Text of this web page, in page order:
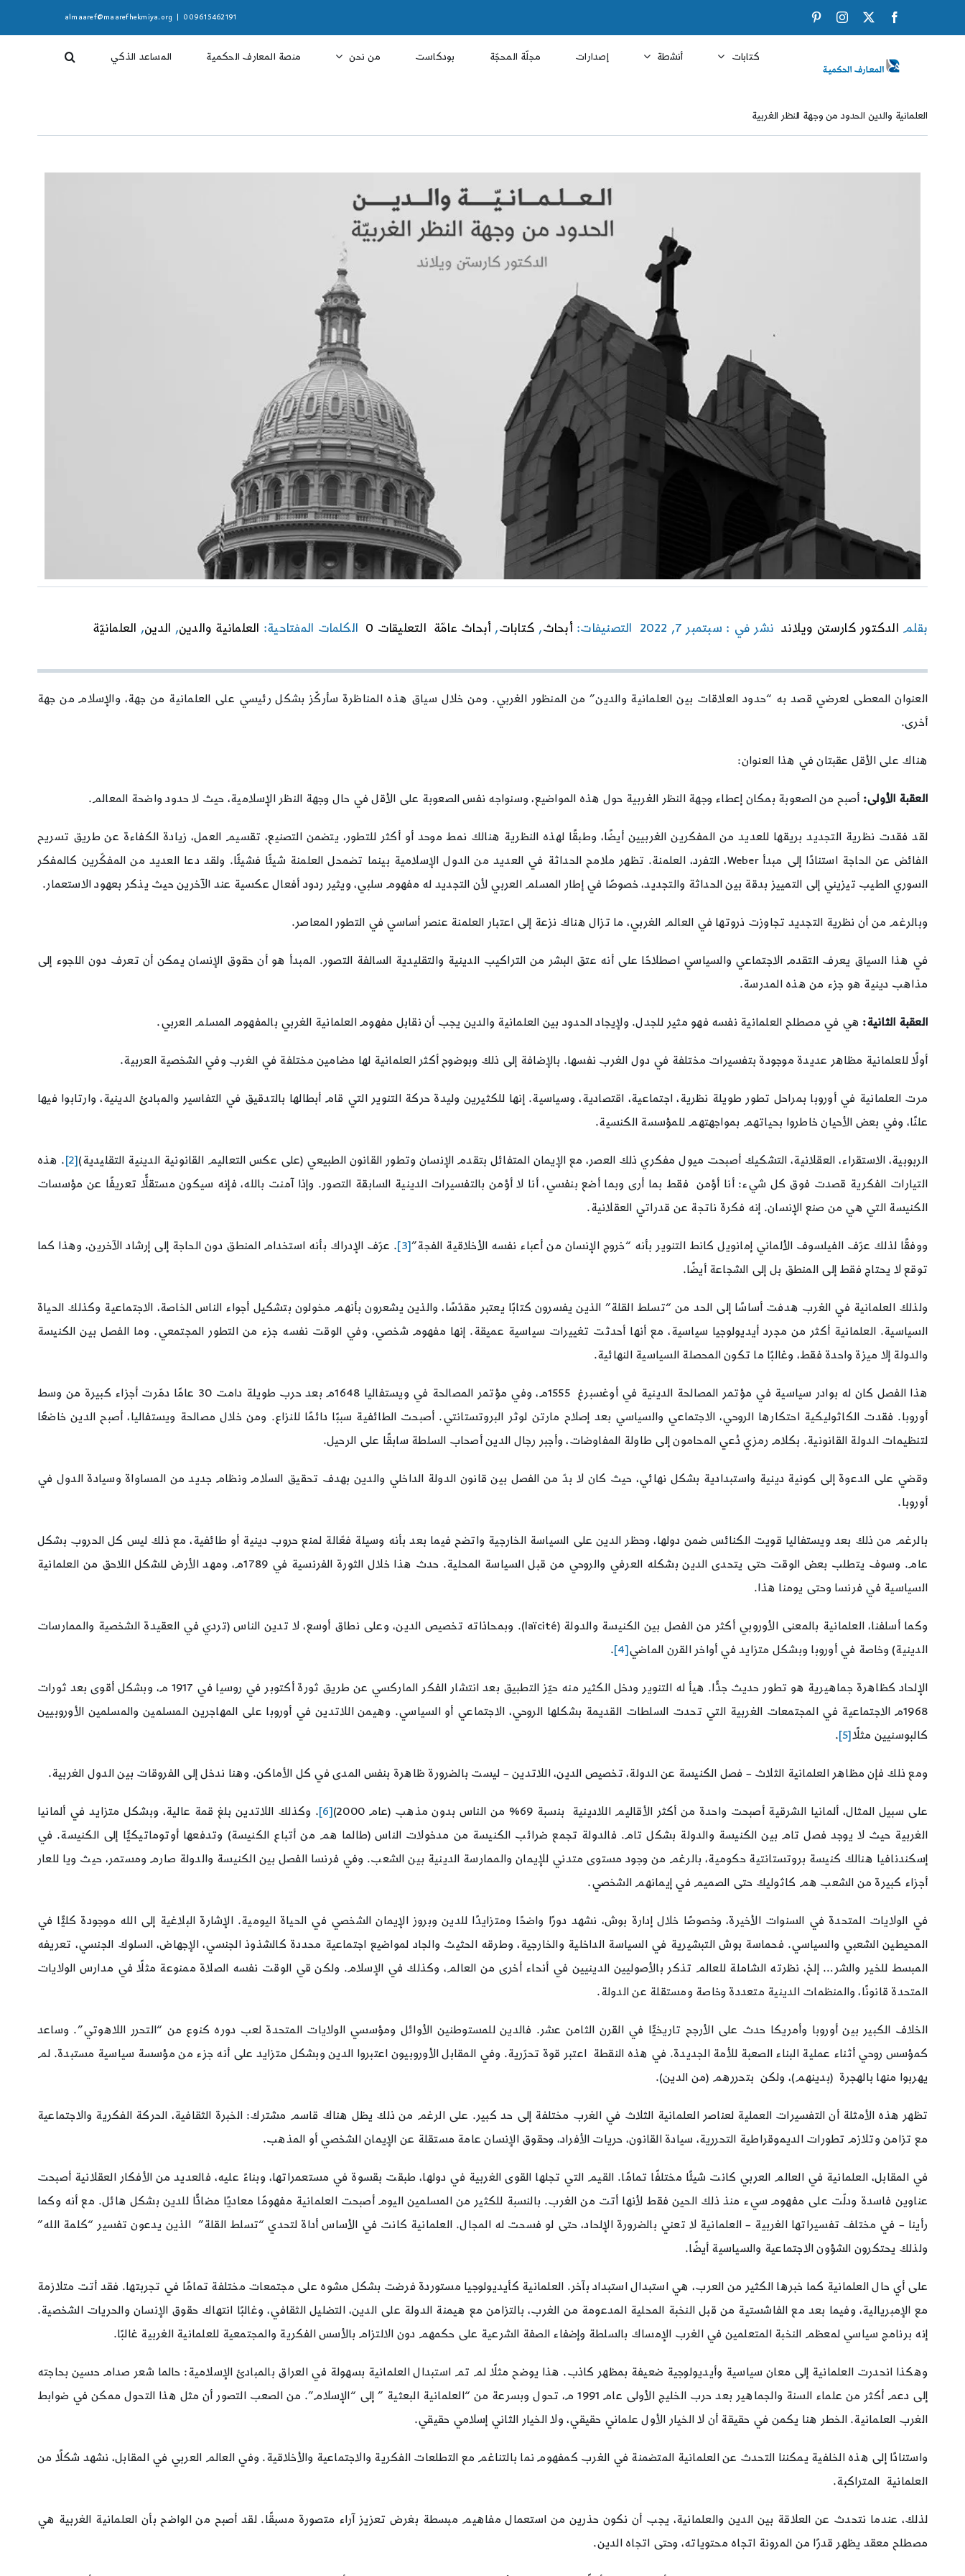
Facebook
X
Instagram
009615462191
almaaref@maarefhekmiya.org
كتابات أنشطة إصدارات مجلّة المحجّة بودكاست من نحن منصة المعارف الحكمية المساعد الذكي
العلمانية والدين الحدود من وجهة النظر الغربية
بقلم الدكتور كارستن ويلاند نشر في : سبتمبر 7, 2022 التصنيفات:أبحاث, كتابات, أبحاث عامّة التعليقات 0
on
الحدود
وجهة
الكلمات المفتاحية: العلمانية والدين, الدين, العلمانيّة
العنوان المعطى لعرضي قصد به “حدود العلاقات بين العلمانية والدين” من المنظور الغربي. ومن خلال سياق هذه المناظرة سأركّز بشكل رئيسي على العلمانية من جهة، والإسلام من جهة
أخرى.
هناك على الأقل عقبتان في هذا العنوان:
العقبة الأولى: أصبح من الصعوبة بمكان إعطاء وجهة النظر الغربية حول هذه المواضيع، وسنواجه نفس الصعوبة على الأقل في حال وجهة النظر الإسلامية، حيث لا حدود واضحة المعالم.
لقد فقدت نظرية التجديد بريقها للعديد من المفكرين الغربيين أيضًا، وطبقًا لهذه النظرية هنالك نمط موحد أو أكثر للتطور، يتضمن التصنيع، تقسيم العمل، زيادة الكفاءة عن طريق تسريح
الفائض عن الحاجة استنادًا إلى مبدأ Weber، التفرد، العلمنة. تظهر ملامح الحداثة في العديد من الدول الإسلامية بينما تضمحل العلمنة شيئًا فشيئًا. ولقد دعا العديد من المفكّرين كالمفكر
السوري الطيب تيزيني إلى التمييز بدقة بين الحداثة والتجديد، خصوصًا في إطار المسلم العربي لأن التجديد له مفهوم سلبي، ويثير ردود أفعال عكسية عند الآخرين حيث يذكر بعهود الاستعمار.
وبالرغم من أن نظرية التجديد تجاوزت ذروتها في العالم الغربي، ما تزال هناك نزعة إلى اعتبار العلمنة عنصر أساسي في التطور المعاصر.
في هذا السياق يعرف التقدم الاجتماعي والسياسي اصطلاحًا على أنه عتق البشر من التراكيب الدينية والتقليدية السالفة التصور. المبدأ هو أن حقوق الإنسان يمكن أن تعرف دون اللجوء إلى
مذاهب دينية هو جزء من هذه المدرسة.
العقبة الثانية: هي في مصطلح العلمانية نفسه فهو مثير للجدل. ولإيجاد الحدود بين العلمانية والدين يجب أن نقابل مفهوم العلمانية الغربي بالمفهوم المسلم العربي.
أولًا للعلمانية مظاهر عديدة موجودة بتفسيرات مختلفة في دول الغرب نفسها. بالإضافة إلى ذلك وبوضوح أكثر العلمانية لها مضامين مختلفة في الغرب وفي الشخصية العربية.
مرت العلمانية في أوروبا بمراحل تطور طويلة نظرية، اجتماعية، اقتصادية، وسياسية. إنها للكثيرين وليدة حركة التنوير التي قام أبطالها بالتدقيق في التفاسير والمبادئ الدينية، وارتابوا فيها
علنًا، وفي بعض الأحيان خاطروا بحياتهم بمواجهتهم للمؤسسة الكنسية.
الربوبية، الاستقراء، العقلانية، التشكيك أصبحت ميول مفكري ذلك العصر، مع الإيمان المتفائل بتقدم الإنسان وتطور القانون الطبيعي (على عكس التعاليم القانونية الدينية التقليدية) [2]
. هذه
التيارات الفكرية قصدت فوق كل شيء: أنا أؤمن فقط بما أرى وبما أضع بنفسي، أنا لا أؤمن بالتفسيرات الدينية السابقة التصور. وإذا آمنت بالله، فإنه سيكون مستقلًّا تعريفًا عن مؤسسات
الكنيسة التي هي من صنع الإنسان. إنه فكرة ناتجة عن قدراتي العقلانية.
ووفقًا لذلك عرّف الفيلسوف الألماني إمانويل كانط التنوير بأنه “خروج الإنسان من أعباء نفسه الأخلاقية الفجة”[3]
. عرّف الإدراك بأنه استخدام المنطق دون الحاجة إلى إرشاد الآخرين، وهذا كما
توقع لا يحتاج فقط إلى المنطق بل إلى الشجاعة أيضًا.
ولذلك العلمانية في الغرب هدفت أساسًا إلى الحد من “تسلط القلة” الذين يفسرون كتابًا يعتبر مقدّسًا، والذين يشعرون بأنهم مخولون بتشكيل أجواء الناس الخاصة، الاجتماعية وكذلك الحياة
السياسية. العلمانية أكثر من مجرد أيديولوجيا سياسية، مع أنها أحدثت تغييرات سياسية عميقة. إنها مفهوم شخصي، وفي الوقت نفسه جزء من التطور المجتمعي. وما الفصل بين الكنيسة
والدولة إلا ميزة واحدة فقط، وغالبًا ما تكون المحصلة السياسية النهائية.
هذا الفصل كان له بوادر سياسية في مؤتمر المصالحة الدينية في أوغسبرغ 1555م، وفي مؤتمر المصالحة في ويستفاليا 1648م بعد حرب طويلة دامت 30 عامًا دمّرت أجزاء كبيرة من وسط
أوروبا. فقدت الكاثوليكية احتكارها الروحي، الاجتماعي والسياسي بعد إصلاح مارتن لوثر البروتستانتي. أصبحت الطائفية سببًا دائمًا للنزاع. ومن خلال مصالحة ويستفاليا، أصبح الدين خاضعًا
لتنظيمات الدولة القانونية. بكلام رمزي دُعي المحامون إلى طاولة المفاوضات، وأجبر رجال الدين أصحاب السلطة سابقًا على الرحيل.
وقضي على الدعوة إلى كونية دينية واستبدادية بشكل نهائي، حيث كان لا بدّ من الفصل بين قانون الدولة الداخلي والدين بهدف تحقيق السلام ونظام جديد من المساواة وسيادة الدول في
أوروبا.
بالرغم من ذلك بعد ويستفاليا قويت الكنائس ضمن دولها، وحظر الدين على السياسة الخارجية واتضح فيما بعد بأنه وسيلة فعّالة لمنع حروب دينية أو طائفية، مع ذلك ليس كل الحروب بشكل
عام. وسوف يتطلب بعض الوقت حتى يتحدى الدين بشكله العرفي والروحي من قبل السياسة المحلية. حدث هذا خلال الثورة الفرنسية في 1789م، ومهد الأرض للشكل اللاحق من العلمانية
السياسية في فرنسا وحتى يومنا هذا.
وكما أسلفنا، العلمانية بالمعنى الأوروبي أكثر من الفصل بين الكنيسة والدولة (laïcité). وبمحاذاته تخصيص الدين، وعلى نطاق أوسع، لا تدين الناس (تردي في العقيدة الشخصية والممارسات
الدينية) وخاصة في أوروبا وبشكل متزايد في أواخر القرن الماضي [4]
.
الإلحاد كظاهرة جماهيرية هو تطور حديث جدًّا. هيأ له التنوير ودخل الكثير منه حيّز التطبيق بعد انتشار الفكر الماركسي عن طريق ثورة أكتوبر في روسيا في 1917 م، وبشكل أقوى بعد ثورات
1968م الاجتماعية في المجتمعات الغربية التي تحدت السلطات القديمة بشكلها الروحي، الاجتماعي أو السياسي. وهيمن اللاتدين في أوروبا على المهاجرين المسلمين والمسلمين الأوروبيين
كالبوسنيين مثلًا [5]
.
ومع ذلك فإن مظاهر العلمانية الثلاث – فصل الكنيسة عن الدولة، تخصيص الدين، اللاتدين – ليست بالضرورة ظاهرة بنفس المدى في كل الأماكن. وهنا ندخل إلى الفروقات بين الدول الغربية.
على سبيل المثال، ألمانيا الشرقية أصبحت واحدة من أكثر الأقاليم اللادينية بنسبة 69% من الناس بدون مذهب (عام 2000) [6]
. وكذلك اللاتدين بلغ قمة عالية، وبشكل متزايد في ألمانيا
الغربية حيث لا يوجد فصل تام بين الكنيسة والدولة بشكل تام. فالدولة تجمع ضرائب الكنيسة من مدخولات الناس (طالما هم من أتباع الكنيسة) وتدفعها أوتوماتيكيًّا إلى الكنيسة. في
إسكندنافيا هنالك كنيسة بروتستانتية حكومية، بالرغم من وجود مستوى متدني للإيمان والممارسة الدينية بين الشعب. وفي فرنسا الفصل بين الكنيسة والدولة صارم ومستمر، حيث ويا للعار
أجزاء كبيرة من الشعب هم كاثوليك حتى الصميم في إيمانهم الشخصي.
في الولايات المتحدة في السنوات الأخيرة، وخصوصًا خلال إدارة بوش، نشهد دورًا واضحًا ومتزايدًا للدين وبروز الإيمان الشخصي في الحياة اليومية. الإشارة البلاغية إلى الله موجودة كليًّا في
المحيطين الشعبي والسياسي. فحماسة بوش التبشيرية في السياسة الداخلية والخارجية، وطرقه الحثيث والجاد لمواضيع اجتماعية محددة كالشذوذ الجنسي، الإجهاض، السلوك الجنسي، تعريفه
المبسط للخير والشر… إلخ، نظرته الشاملة للعالم تذكر بالأصوليين الدينيين في أنحاء أخرى من العالم، وكذلك في الإسلام. ولكن قي الوقت نفسه الصلاة ممنوعة مثلًا في مدارس الولايات
المتحدة قانونًا، والمنظمات الدينية متعددة وخاصة ومستقلة عن الدولة.
الخلاف الكبير بين أوروبا وأمريكا حدث على الأرجح تاريخيًّا في القرن الثامن عشر. فالدين للمستوطنين الأوائل ومؤسسي الولايات المتحدة لعب دوره كنوع من “التحرر اللاهوتي”. وساعد
كمؤسس روحي أثناء عملية البناء الصعبة للأمة الجديدة. في هذه النقطة اعتبر قوة تحرّرية. وفي المقابل الأوروبيون اعتبروا الدين وبشكل متزايد على أنه جزء من مؤسسة سياسية مستبدة. لم
يهربوا منها بالهجرة (بدينهم)، ولكن بتحررهم (من الدين).
تظهر هذه الأمثلة أن التفسيرات العملية لعناصر العلمانية الثلاث في الغرب مختلفة إلى حد كبير. على الرغم من ذلك يظل هناك قاسم مشترك: الخبرة الثقافية، الحركة الفكرية والاجتماعية
مع تزامن وتلازم تطورات الديموقراطية التحررية، سيادة القانون، حريات الأفراد، وحقوق الإنسان عامة مستقلة عن الإيمان الشخصي أو المذهب.
في المقابل، العلمانية في العالم العربي كانت شيئًا مختلفًا تمامًا. القيم التي تجلها القوى الغربية في دولها، طبقت بقسوة في مستعمراتها، وبناءً عليه، فالعديد من الأفكار العقلانية أصبحت
عناوين فاسدة ودلّت على مفهوم سيء منذ ذلك الحين فقط لأنها أتت من الغرب. بالنسبة للكثير من المسلمين اليوم أصبحت العلمانية مفهومًا معاديًا مضادًّا للدين بشكل هائل. مع أنه وكما
رأينا – في مختلف تفسيراتها الغربية – العلمانية لا تعني بالضرورة الإلحاد، حتى لو فسحت له المجال. العلمانية كانت في الأساس أداة لتحدي “تسلط القلة” الذين يدعون تفسير “كلمة الله”
ولذلك يحتكرون الشؤون الاجتماعية والسياسية أيضًا.
على أي حال العلمانية كما خبرها الكثير من العرب، هي استبدال استبداد بآخر. العلمانية كأيديولوجيا مستوردة فرضت بشكل مشوه على مجتمعات مختلفة تمامًا في تجربتها. فقد أتت متلازمة
مع الإمبريالية، وفيما بعد مع الفاشستية من قبل النخبة المحلية المدعومة من الغرب، بالتزامن مع هيمنة الدولة على الدين، التضليل الثقافي، وغالبًا انتهاك حقوق الإنسان والحريات الشخصية.
إنه برنامج سياسي لمعظم النخبة المتعلمين في الغرب الإمساك بالسلطة وإضفاء الصفة الشرعية على حكمهم دون الالتزام بالأسس الفكرية والمجتمعية للعلمانية الغربية غالبًا.
وهكذا انحدرت العلمانية إلى معان سياسية وأيديولوجية ضعيفة بمظهر كاذب. هذا يوضح مثلًا لم تم استبدال العلمانية بسهولة في العراق بالمبادئ الإسلامية: حالما شعر صدام حسين بحاجته
إلى دعم أكثر من علماء السنة والجماهير بعد حرب الخليج الأولى عام 1991 م، تحول وبسرعة من “العلمانية البعثية ” إلى “الإسلام”. من الصعب التصور أن مثل هذا التحول ممكن في ضوابط
الغرب العلمانية. الخطر هنا يكمن في حقيقة أن لا الخيار الأول علماني حقيقي، ولا الخيار الثاني إسلامي حقيقي.
واستنادًا إلى هذه الخلفية يمكننا التحدث عن العلمانية المتضمنة في الغرب كمفهوم نما بالتناغم مع التطلعات الفكرية والاجتماعية والأخلاقية. وفي العالم العربي في المقابل، نشهد شكلًا من
العلمانية المتراكبة.
لذلك، عندما نتحدث عن العلاقة بين الدين والعلمانية، يجب أن نكون حذرين من استعمال مفاهيم مبسطة بغرض تعزيز آراء متصورة مسبقًا. لقد أصبح من الواضح بأن العلمانية الغربية هي
مصطلح معقد يظهر قدرًا من المرونة اتجاه محتوياته، وحتى اتجاه الدين.